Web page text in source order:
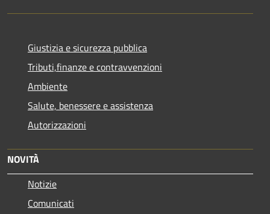
Giustizia e sicurezza pubblica
Tributi,finanze e contravvenzioni
Ambiente
Salute, benessere e assistenza
Autorizzazioni
NOVITÀ
Notizie
Comunicati